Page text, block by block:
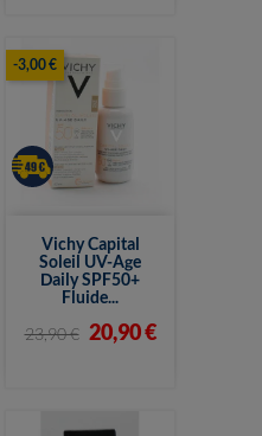
Vichy Capital
Soleil UV-Age
Daily SPF50+
Fluide...
23,90 € 20,90 €
-3,00 €